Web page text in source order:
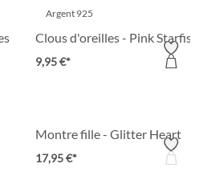
- Fairy Vibes
Argent 925
Clous d'oreilles - Pink Starfish
9,95 €*
Montre fille - Glitter Heart
17,95 €*